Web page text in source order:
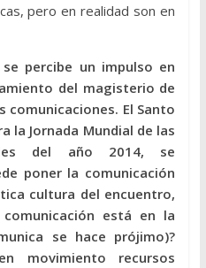
pero en realidad son en
percibe un impulso en
del magisterio de
comunicaciones. El Santo
la Jornada Mundial de las
del año 2014, se
poner la comunicación
cultura del encuentro,
está en la
se hace prójimo)?
movimiento recursos